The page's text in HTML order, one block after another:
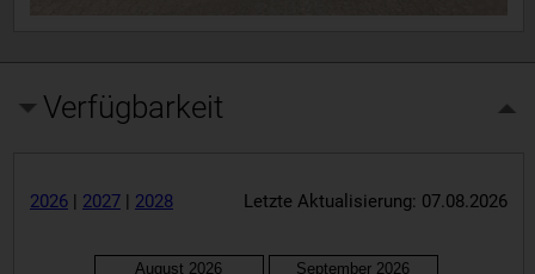
Verfügbarkeit
2026| 2027| 2028 Letzte Aktualisierung: 07.08.2026
August 2026 September 2026